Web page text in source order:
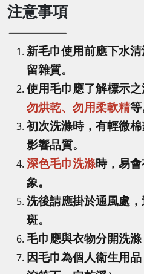
注意事項
新毛巾使用前應下水
留雜質。
使用毛巾應了解標示之
勿烘乾、勿用柔軟精等
初次洗滌時，有輕微
影響品質。
深色毛巾洗滌時，易
象。
洗後請應掛於通風處
斑。
毛巾應與衣物分開洗滌
因毛巾為個人衛生用